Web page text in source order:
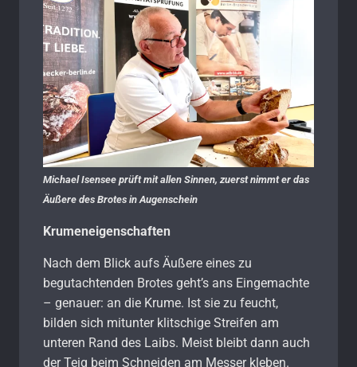
Michael Isensee prüft mit allen Sinnen, zuerst nimmt er das
Äußere des Brotes in Augenschein
Krumeneigenschaften
Nach dem Blick aufs Äußere eines zu
begutachtenden Brotes geht’s ans Eingemachte
– genauer: an die Krume. Ist sie zu feucht,
bilden sich mitunter klitschige Streifen am
unteren Rand des Laibs. Meist bleibt dann auch
der Teig beim Schneiden am Messer kleben.